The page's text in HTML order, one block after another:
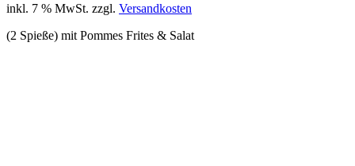
inkl. 7 % MwSt. zzgl. Versandkosten
(2 Spieße) mit Pommes Frites & Salat